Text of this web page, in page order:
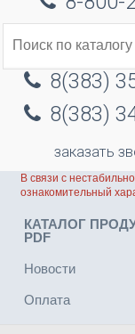
8(383)
8(383)
заказать
В связи с
ознакомительный
КАТАЛОГ
PDF
Новости
Оплата